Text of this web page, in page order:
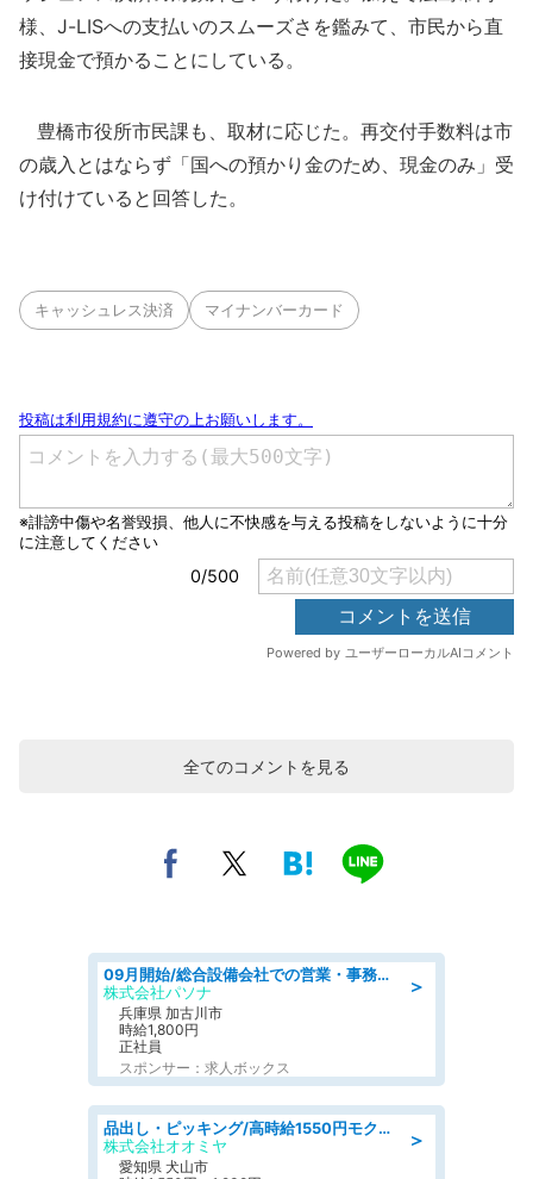
様、J-LISへの支払いのスムーズさを鑑みて、市民から直
接現金で預かることにしている。
豊橋市役所市民課も、取材に応じた。再交付手数料は市
の歳入とはならず「国への預かり金のため、現金のみ」受
け付けていると回答した。
キャッシュレス決済 マイナンバーカード
全てのコメントを見る
＞
09月開始/総合設備会社での営業・事務のお仕事/車通勤可/賞与あり/営業/営業事務
株式会社パソナ
兵庫県 加古川市
時給1,800円
正社員
スポンサー：求人ボックス
＞
品出し・ピッキング/高時給1550円モクモクと指示書通りに仕分け・品出し
株式会社オオミヤ
愛知県 犬山市